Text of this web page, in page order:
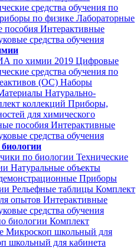
средства обучения по
по физике Лабораторные
пособия Интерактивные
средства обучения
по химии 2019 Цифровые
средства обучения по
(ОС) Наборы
Натурально-
коллекций Приборы,
для химического
пособия Интерактивные
средства обучения
по биологии Технические
Натуральные объекты
Приборы
Рельефные таблицы Комплект
опытов Интерактивные
средства обучения
биологии Комплект
Микроскоп школьный для
школьный для кабинета